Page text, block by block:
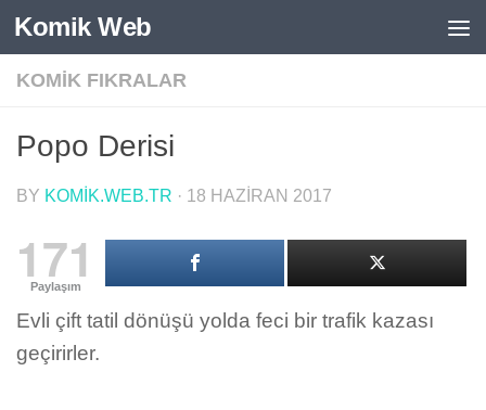
Skip to content
Komik Web
KOMIK FIKRALAR
Popo Derisi
BY KOMIK.WEB.TR · 18 HAZIRAN 2017
171
Paylaşım
Evli çift tatil dönüşü yolda feci bir trafik kazası
geçirirler.